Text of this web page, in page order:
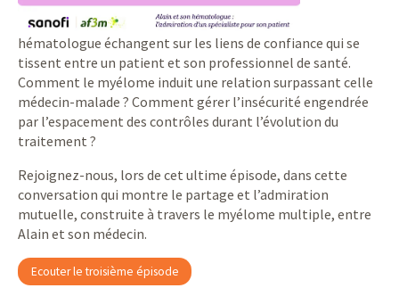
hématologue échangent sur les liens de confiance qui se
tissent entre un patient et son professionnel de santé.
Comment le myélome induit une relation surpassant celle
médecin-malade ? Comment gérer l’insécurité engendrée
par l’espacement des contrôles durant l’évolution du
traitement ?
Rejoignez-nous, lors de cet ultime épisode, dans cette
conversation qui montre le partage et l’admiration
mutuelle, construite à travers le myélome multiple, entre
Alain et son médecin.
Ecouter le troisième épisode